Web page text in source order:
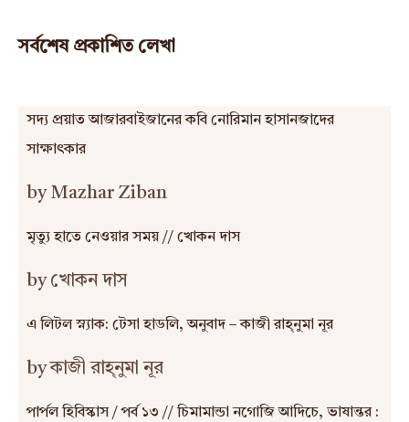
সর্বশেষ প্রকাশিত লেখা
সদ্য প্রয়াত আজারবাইজানের কবি নোরিমান হাসানজাদের
সাক্ষাৎকার
by Mazhar Ziban
মৃত্যু হাতে নেওয়ার সময় // খোকন দাস
by খোকন দাস
এ লিটল স্ন্যাক: টেসা হাডলি, অনুবাদ – কাজী রাহ্‌নুমা নূর
by কাজী রাহ্‌নুমা নূর
পার্পল হিবিস্কাস / পর্ব ১৩ // চিমামান্ডা নগোজি আদিচে, ভাষান্তর :